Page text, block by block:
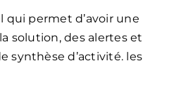
qui permet d’avoir une
solution, des alertes et
synthèse d’activité. les